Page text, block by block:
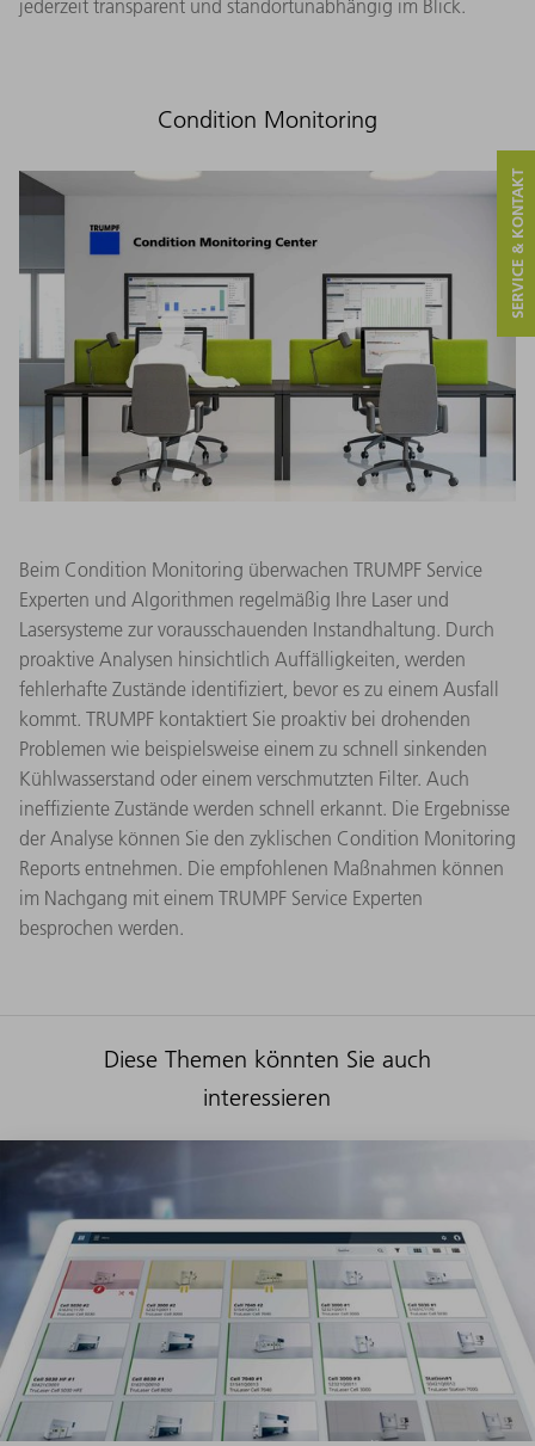
jederzeit transparent und standortunabhängig im Blick.
Condition Monitoring
Beim Condition Monitoring überwachen TRUMPF Service
Experten und Algorithmen regelmäßig Ihre Laser und
Lasersysteme zur vorausschauenden Instandhaltung. Durch
proaktive Analysen hinsichtlich Auffälligkeiten, werden
fehlerhafte Zustände identifiziert, bevor es zu einem Ausfall
kommt. TRUMPF kontaktiert Sie proaktiv bei drohenden
Problemen wie beispielsweise einem zu schnell sinkenden
Kühlwasserstand oder einem verschmutzten Filter. Auch
ineffiziente Zustände werden schnell erkannt. Die Ergebnisse
der Analyse können Sie den zyklischen Condition Monitoring
Reports entnehmen. Die empfohlenen Maßnahmen können
im Nachgang mit einem TRUMPF Service Experten
besprochen werden.
Diese Themen könnten Sie auch
interessieren
SERVICE & KONTAKT